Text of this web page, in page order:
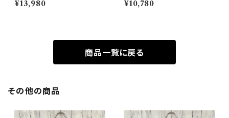
ジ
¥13,980
タン ヴィンテージ
¥10,780
商品一覧に戻る
その他の商品